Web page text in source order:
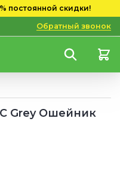
постоянной скидки!
Обратный звонок
Grey Ошейник